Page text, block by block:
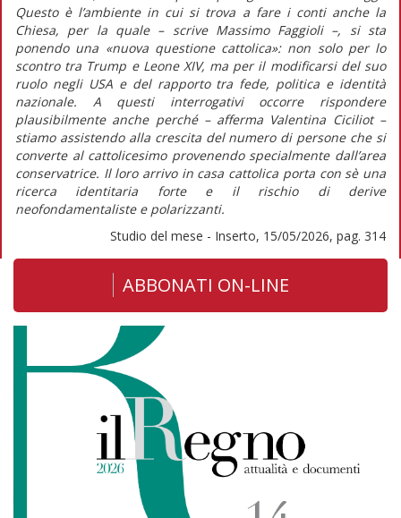
Questo è l’ambiente in cui si trova a fare i conti anche la
Chiesa, per la quale – scrive Massimo Faggioli –, si sta
ponendo una «nuova questione cattolica»: non solo per lo
scontro tra Trump e Leone XIV, ma per il modificarsi del suo
ruolo negli USA e del rapporto tra fede, politica e identità
nazionale. A questi interrogativi occorre rispondere
plausibilmente anche perché – afferma Valentina Ciciliot –
stiamo assistendo alla crescita del numero di persone che si
converte al cattolicesimo provenendo specialmente dall’area
conservatrice. Il loro arrivo in casa cattolica porta con sè una
ricerca identitaria forte e il rischio di derive
neofondamentaliste e polarizzanti.
Studio del mese - Inserto, 15/05/2026, pag. 314
ABBONATI ON-LINE